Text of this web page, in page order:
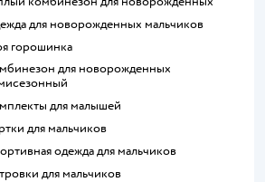
для новорожденных мальчиков
горошинка
для малышей
для мальчиков
одежда для мальчиков
для мальчиков